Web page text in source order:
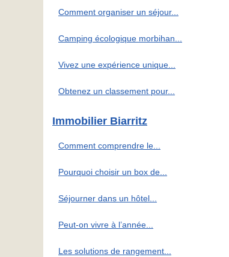
Comment organiser un séjour...
Camping écologique morbihan...
Vivez une expérience unique...
Obtenez un classement pour...
Immobilier Biarritz
Comment comprendre le...
Pourquoi choisir un box de...
Séjourner dans un hôtel...
Peut-on vivre à l’année...
Les solutions de rangement...